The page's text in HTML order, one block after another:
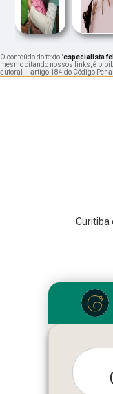
O conteúdo do texto "especialista
mesmo citando nossos links, é
autoral – artigo 184 do Código
Curitiba